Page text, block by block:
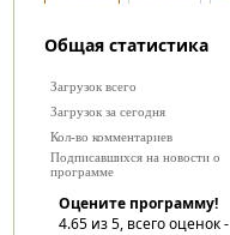
Общая статистика
Загрузок всего
Загрузок за сегодня
Кол-во комментариев
Подписавшихся на новости о
программе
Оцените программу!
4.65из 5, всего оценок -